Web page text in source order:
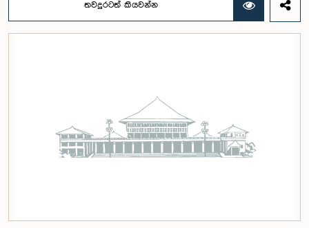
සහභාගීත්වයෙන් විවෘත පාර්ලිමේන්තු සංකල්පය තවදුරටත් ප්‍රවර්ධනය කිරීමේ
අරමුණින් මෙම වැඩමුළු මාලාව සංවිධානය කෙරෙන අතර සංසදයේ සාමාජික
මන්ත්‍රීවරු මෙන්ම ගම්පහ දිස්ත්‍රික් පාර්ලිමේන්තු මන්ත්‍රීවරුන් ද මෙම අවස්ථාවට
සංසදයේ සාමාජික මන්ත්‍රීවරු සහ වැඩමුළු මාලාව සඳහා අනුග්‍රාහකත්වය
සපයන සංවර්ධන සහකරු වන CII (Coalition for Inclusive Impact)
ආයතනයේ නියෝජිතයෝ එක්ව සිටියහ.මෙම වැඩමුළුව සඳහා සහභාගීවීමට
අපේක්ෂා කරන ගම්පහ දිස්ත්‍රික්කයේ වයස අවු 18 – 35 අතර තරුණ තරුණියන්
https://forms.gle/aVp5UzhLbtPSmVap8 සබැඳිය ඔස්සේ අදාළ පෝරමය
සම්පූර්ණ කොට ලියාපදිංචි විය විය යුතුය.
තවදුරටත් කියවන්න